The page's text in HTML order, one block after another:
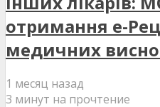
отримання е-
медичних
1 месяц назад
3 минут на прочтение